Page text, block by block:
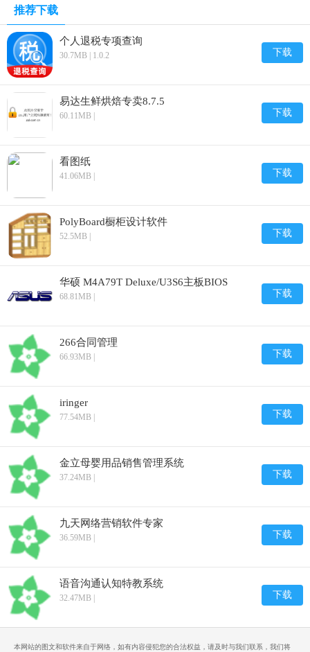
推荐下载
个人退税专项查询
30.7MB | 1.0.2 下载
易达生鲜烘焙专卖8.7.5
60.11MB | 下载
看图纸
41.06MB | 下载
PolyBoard橱柜设计软件
52.5MB | 下载
华硕 M4A79T Deluxe/U3S6主板BIOS
68.81MB | 下载
266合同管理
66.93MB | 下载
iringer
77.54MB | 下载
金立母婴用品销售管理系统
37.24MB | 下载
九天网络营销软件专家
36.59MB | 下载
语音沟通认知特教系统
32.47MB | 下载
本网站的图文和软件来自于网络，如有内容侵犯您的合法权益，请及时与我们联系，我们将